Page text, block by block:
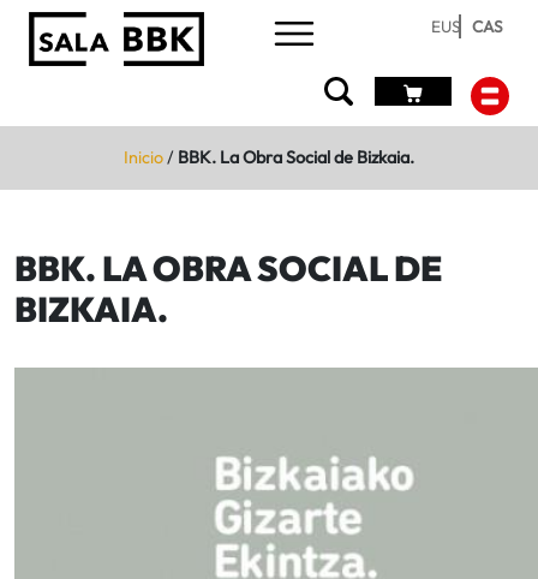
EUS CAS
Inicio/ BBK. La Obra Social de Bizkaia.
BBK. LA OBRA SOCIAL DE
BIZKAIA.